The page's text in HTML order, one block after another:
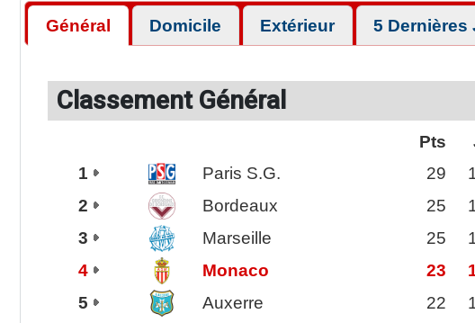
Général Domicile Extérieur 5 Dernières
Classement Général
Pts
1
Paris S.G. 29
2
Bordeaux 25
3
Marseille 25
4
Monaco 23
5
Auxerre 22